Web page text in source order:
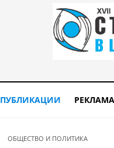
ПУБЛИКАЦИИ
ОБЩЕСТВО И ПОЛИТИКА